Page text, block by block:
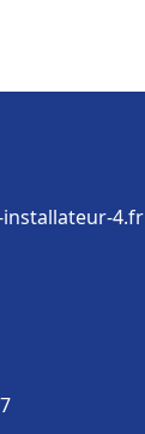
installateur-4.fr